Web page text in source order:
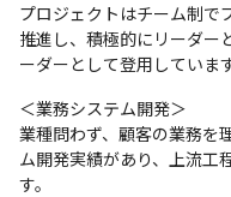
プロジェクトはチーム制で
推進し、積極的にリーダー
ーダーとして登用しています
＜業務システム開発＞
業種問わず、顧客の業務を
ム開発実績があり、上流工
す。